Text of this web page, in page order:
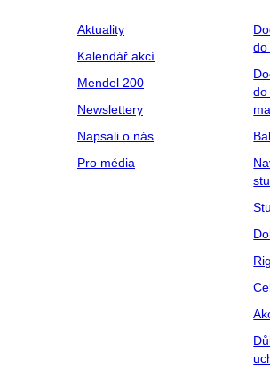
Aktuality
Kalendář akcí
Mendel 200
Newslettery
Napsali o nás
Pro média
do